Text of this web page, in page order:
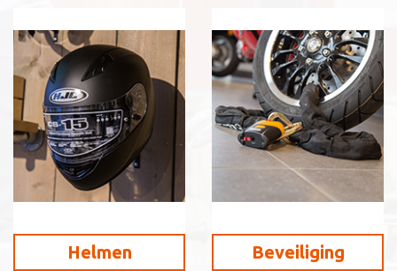
Helmen Beveiliging